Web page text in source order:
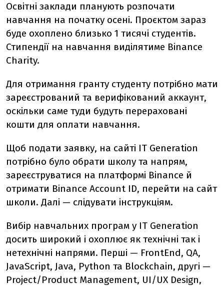
Освітні заклади планують розпочати
навчання на початку осені. Проєктом зараз
буде охоплено близько 1 тисячі студентів.
Стипендії на навчання виділятиме Binance
Charity.
Для отримання гранту студенту потрібно мати
зареєстрований та верифікований аккаунт,
оскільки саме туди будуть перераховані
кошти для оплати навчання.
Щоб подати заявку, на сайті IT Generation
потрібно було обрати школу та напрям,
зареєструватися на платформі Binance й
отримати Binance Account ID, перейти на сайт
школи. Далі — слідувати інструкціям.
Вибір навчальних програм у IT Generation
досить широкий і охоплює як технічні так і
нетехнічні напрями. Перші — FrontEnd, QA,
JavaScript, Java, Python та Blockchain, другі —
Project/Product Management, UI/UX Design,